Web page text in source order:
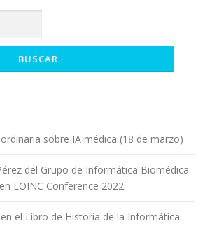
sobre IA médica (18 de marzo)
del Grupo de Informática Biomédica
LOINC Conference 2022
el Libro de Historia de la Informática